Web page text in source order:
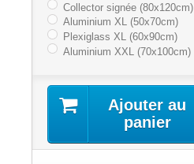
Collector signée (80x120cm)
Aluminium XL (50x70cm)
Plexiglass XL (60x90cm)
Aluminium XXL (70x100cm)
Ajouter au
panier